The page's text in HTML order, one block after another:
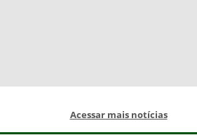
Acessar mais notícias